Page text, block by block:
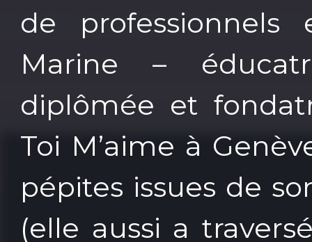
de professionnels
Marine –
diplômée et
Toi M’aime à
pépites issues de
(elle aussi a